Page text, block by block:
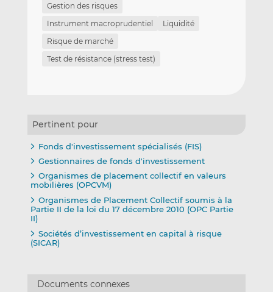
Gestion des risques
Instrument macroprudentiel
Liquidité
Risque de marché
Test de résistance (stress test)
Pertinent pour
Fonds d'investissement spécialisés (FIS)
Gestionnaires de fonds d'investissement
Organismes de placement collectif en valeurs
mobilières (OPCVM)
Organismes de Placement Collectif soumis à la
Partie II de la loi du 17 décembre 2010 (OPC Partie
II)
Sociétés d’investissement en capital à risque
(SICAR)
Documents connexes